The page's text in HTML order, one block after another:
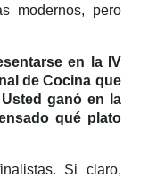
modernos, pero
en la IV
de Cocina que
ganó en la
qué plato
Si claro,